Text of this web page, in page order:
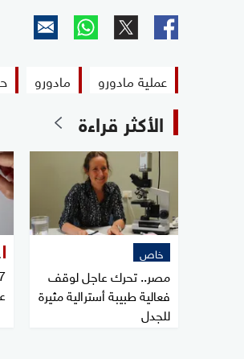
عملية مادورو مادورو
الأكثر قراءة
خاص
مصر.. تحرك عاجل لوقف
فعالية طبيبة أسترالية مثيرة
للجدل